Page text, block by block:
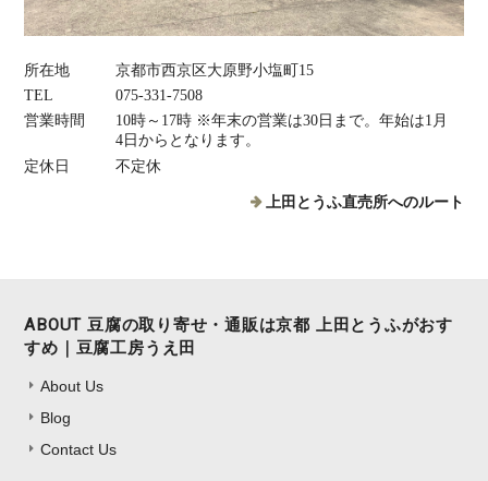
所在地
京都市西京区大原野小塩町15
TEL
075‐331‐7508
営業時間
10時～17時 ※年末の営業は30日まで。年始は1月
4日からとなります。
定休日
不定休
上田とうふ直売所へのルート
ABOUT 豆腐の取り寄せ・通販は京都 上田とうふがおす
すめ｜豆腐工房うえ田
About Us
Blog
Contact Us